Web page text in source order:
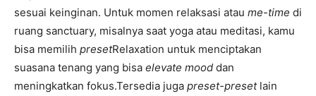
sesuai keinginan. Untuk momen relaksasi atau me-time di
ruang sanctuary, misalnya saat yoga atau meditasi, kamu
bisa memilih presetRelaxation untuk menciptakan
suasana tenang yang bisa elevate mood dan
meningkatkan fokus.Tersedia juga preset-presetlain